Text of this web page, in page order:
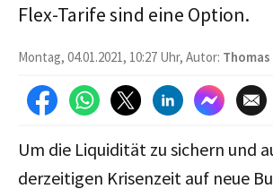
Flex-Tarife sind eine Option.
Montag, 04.01.2021, 10:27 Uhr, Autor:
Um die Liquidität zu sichern und
derzeitigen Krisenzeit auf neue